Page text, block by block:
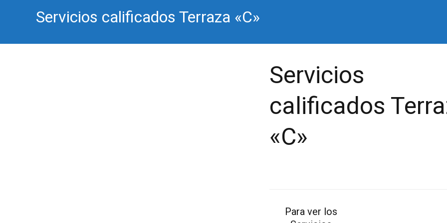
Servicios calificados Terraza «C»
Servicios
calificados
«C»
Para ver los